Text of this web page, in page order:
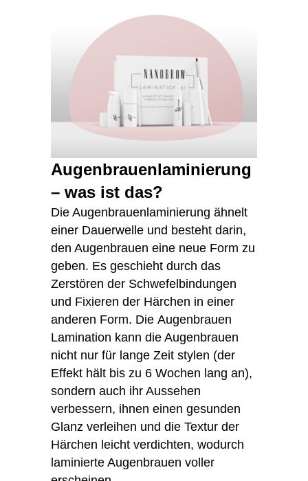
Augenbrauenlaminierung
– was ist das?
Die Augenbrauenlaminierung ähnelt
einer Dauerwelle und besteht darin,
den Augenbrauen eine neue Form zu
geben. Es geschieht durch das
Zerstören der Schwefelbindungen
und Fixieren der Härchen in einer
anderen Form. Die Augenbrauen
Lamination kann die Augenbrauen
nicht nur für lange Zeit stylen (der
Effekt hält bis zu 6 Wochen lang an),
sondern auch ihr Aussehen
verbessern, ihnen einen gesunden
Glanz verleihen und die Textur der
Härchen leicht verdichten, wodurch
laminierte Augenbrauen voller